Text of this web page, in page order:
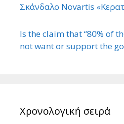
Σκάνδαλο Novartis
Is the claim that “80% of
not want or support the
Χρονολογική σειρά